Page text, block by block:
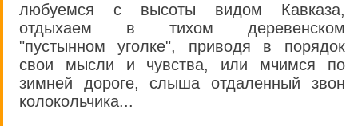
любуемся с высоты видом Кавказа,
отдыхаем в тихом деревенском
"пустынном уголке", приводя в порядок
свои мысли и чувства, или мчимся по
зимней дороге, слыша отдаленный звон
колокольчика...